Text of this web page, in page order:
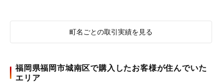
町名ごとの取引実績を見る
福岡県福岡市城南区で購入したお客様が住んでいた
エリア